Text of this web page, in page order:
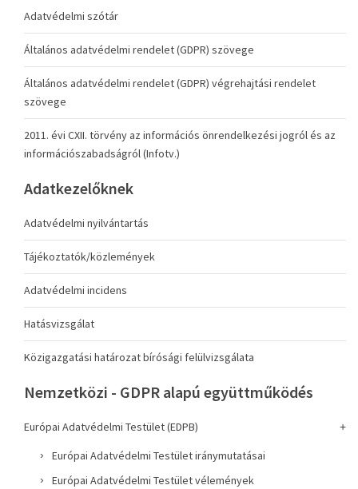
Adatvédelmi szótár
Általános adatvédelmi rendelet (GDPR) szövege
Általános adatvédelmi rendelet (GDPR) végrehajtási rendelet
szövege
2011. évi CXII. törvény az információs önrendelkezési jogról és az
információszabadságról (Infotv.)
Adatkezelőknek
Adatvédelmi nyilvántartás
Tájékoztatók/közlemények
Adatvédelmi incidens
Hatásvizsgálat
Közigazgatási határozat bírósági felülvizsgálata
Nemzetközi - GDPR alapú együttműködés
Európai Adatvédelmi Testület (EDPB)
Európai Adatvédelmi Testület iránymutatásai
Európai Adatvédelmi Testület vélemények